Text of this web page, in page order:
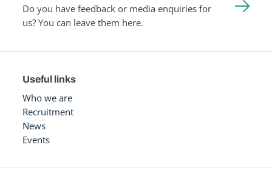
Do you have feedback or media enquiries for
us? You can leave them here.
Useful links
Who we are
Recruitment
News
Events